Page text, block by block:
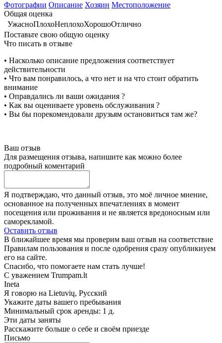
Фотографии Описание Хозяин Местоположение
Общая оценка
УжасноПлохоНеплохоХорошоОтлично
Поставьте свою общую оценку
Что писать в отзыве
• Насколько описание предложения соответствует
действительности
• Что вам понравилось, а что нет и на что стоит обратить
внимание
• Оправдались ли ваши ожидания ?
• Как вы оцениваете уровень обслуживания ?
• Вы бы порекомендовали друзьям остановиться там же?
Ваш отзыв
Для размещения отзыва, напишите как можно более
подробный коментарий
Я подтверждаю, что данный отзыв, это моё личное мнение,
основанное на полученных впечатлениях в момент
посещения или проживания и не является вредоносным или
саморекламой.
Оставить отзыв
В ближайшее время мы проверим ваш отзыв на соответствие
Правилам пользования и после одобрения сразу опубликиуем
его на сайте.
Спасибо, что помогаете нам стать лучше!
С уважением Trumpam.lt
Ineta
Я говорю на Lietuvių, Русский
Укажите даты вашего пребывания
Минимальный срок аренды: 1 д.
Эти даты заняты
Расскажите больше о себе и своём приезде
Письмо